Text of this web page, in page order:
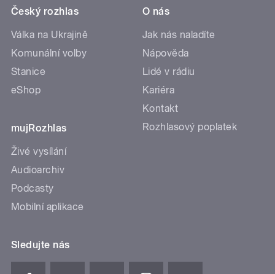
Český rozhlas
Válka na Ukrajině
Komunální volby
Stanice
eShop
mujRozhlas
Živé vysílání
Audioarchiv
Podcasty
Mobilní aplikace
O nás
Jak nás naladíte
Nápověda
Lidé v rádiu
Kariéra
Kontakt
Rozhlasový poplatek
Sledujte nás